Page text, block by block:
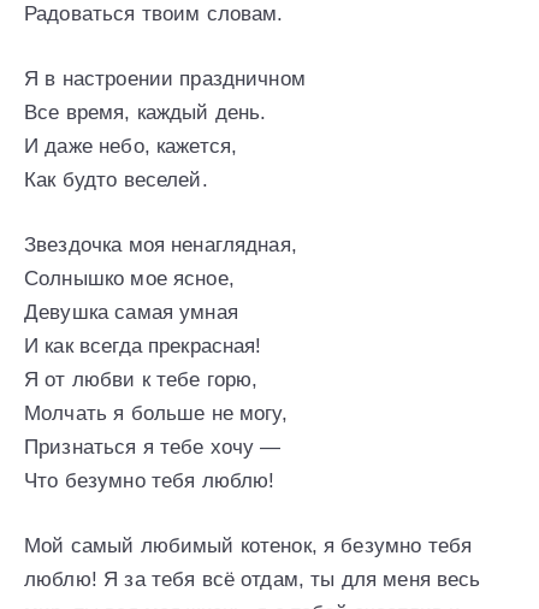
Радоваться твоим словам.
Я в настроении праздничном
Все время, каждый день.
И даже небо, кажется,
Как будто веселей.
Звездочка моя ненаглядная,
Солнышко мое ясное,
Девушка самая умная
И как всегда прекрасная!
Я от любви к тебе горю,
Молчать я больше не могу,
Признаться я тебе хочу —
Что безумно тебя люблю!
Мой самый любимый котенок, я безумно тебя
люблю! Я за тебя всё отдам, ты для меня весь